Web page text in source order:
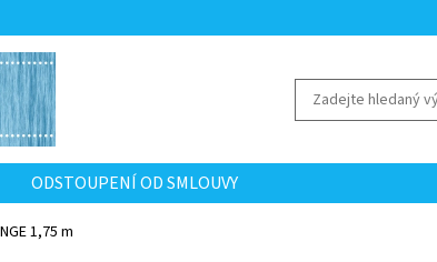
ODSTOUPENÍ OD SMLOUVY
1,75 m